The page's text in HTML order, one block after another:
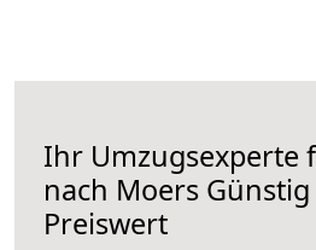
Ihr Umzugsexperte
nach Moers
Preiswert